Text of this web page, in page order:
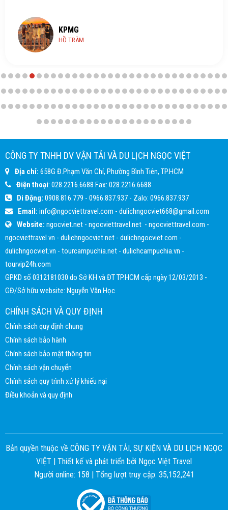
KPMG
HỒ TRÀM
CÔNG TY TNHH DV VẬN TẢI VÀ DU LỊCH NGỌC VIỆT
Địa chỉ: 658G Đ.Phạm Văn Chí, Phường Bình Tiên, TP.HCM
Điện thoại: 028.2216.6688 Fax: 028.2216.6688
Di Động: 0908.816.779 - 0966.837.937 - Zalo: 0966.837.937
Email: info@ngocviettravel.com - dulichngocviet668@gmail.com
Website: ngocviet.net - ngocviettravel.net - ngocviettravel.com -
ngocviettravel.vn - dulichngocviet.net - dulichngocviet.com -
dulichngocviet.vn - tourcampuchia.net - dulichcampuchia.vn -
tourvip24h.com
GPKD số 0312181030 do Sở KH và ĐT TP.HCM cấp ngày 12/03/2013 -
GĐ/Sở hữu website: Nguyễn Văn Học
CHÍNH SÁCH VÀ QUY ĐỊNH
Chính sách quy định chung
Chính sách bảo hành
Chính sách bảo mật thông tin
Chính sách vận chuyển
Chính sách quy trình xử lý khiếu nại
Điều khoản và quy định
Bản quyền thuộc về CÔNG TY VẬN TẢI, SỰ KIỆN VÀ DU LỊCH NGỌC
VIỆT | Thiết kế và phát triển bởi Ngọc Việt Travel
Người online: 158 | Tổng lượt truy cập: 35,152,241